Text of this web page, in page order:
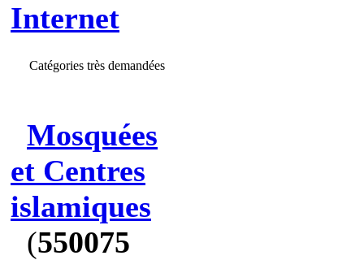
Internet
Catégories très demandées
Mosquées
et Centres
islamiques
(550075